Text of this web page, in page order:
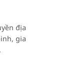
địa
gia